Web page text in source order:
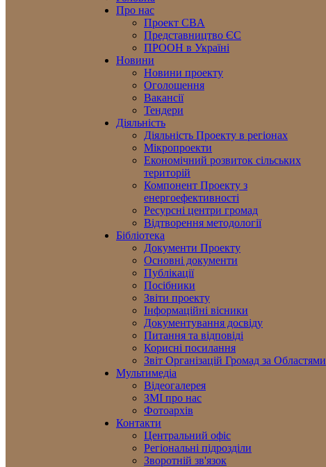
Про нас
Проект CBA
Представництво ЄС
ПРООН в Україні
Новини
Новини проекту
Оголошення
Вакансії
Тендери
Діяльність
Діяльність Проекту в регіонах
Мікропроекти
Економічний розвиток сільських
територій
Компонент Проекту з
енергоефективності
Ресурсні центри громад
Відтворення методології
Бібліотека
Документи Проекту
Основні документи
Публікації
Посібники
Звіти проекту
Інформаційні вісники
Документування досвіду
Питання та відповіді
Корисні посилання
Звіт Організацій Громад за Областями
Мультимедіа
Відеогалерея
ЗМІ про нас
Фотоархів
Контакти
Центральний офіс
Регіональні підрозділи
Зворотній зв'язок